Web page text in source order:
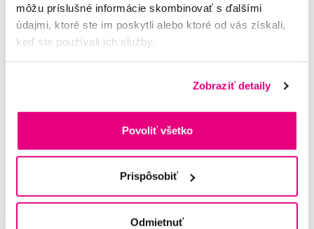
môžu príslušné informácie skombinovať s ďalšími
údajmi, ktoré ste im poskytli alebo ktoré od vás získali,
keď ste používali ich služby.
Zobraziť detaily
Povoliť všetko
Prispôsobiť
Odmietnuť
Napište našim odborníkům
starostlivosti
Lucie Vokůrková
starostlivosti